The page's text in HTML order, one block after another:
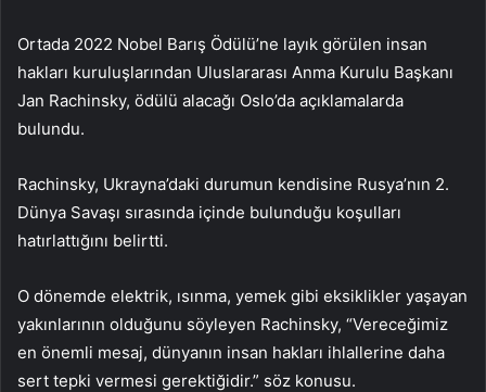
Ortada 2022 Nobel Barış Ödülü’ne layık görülen insan
hakları kuruluşlarından Uluslararası Anma Kurulu Başkanı
Jan Rachinsky, ödülü alacağı Oslo’da açıklamalarda
bulundu.
Rachinsky, Ukrayna’daki durumun kendisine Rusya’nın 2.
Dünya Savaşı sırasında içinde bulunduğu koşulları
hatırlattığını belirtti.
O dönemde elektrik, ısınma, yemek gibi eksiklikler yaşayan
yakınlarının olduğunu söyleyen Rachinsky, “Vereceğimiz
en önemli mesaj, dünyanın insan hakları ihlallerine daha
sert tepki vermesi gerektiğidir.” söz konusu.